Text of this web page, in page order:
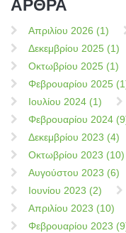
ΑΡΘΡΑ
Απριλίου 2026 (1)
Δεκεμβρίου 2025 (1)
Οκτωβρίου 2025 (1)
Φεβρουαρίου 2025
Ιουλίου 2024 (1)
Φεβρουαρίου 2024
Δεκεμβρίου 2023 (4)
Οκτωβρίου 2023 (10)
Αυγούστου 2023 (6)
Ιουνίου 2023 (2)
Απριλίου 2023 (10)
Φεβρουαρίου 2023